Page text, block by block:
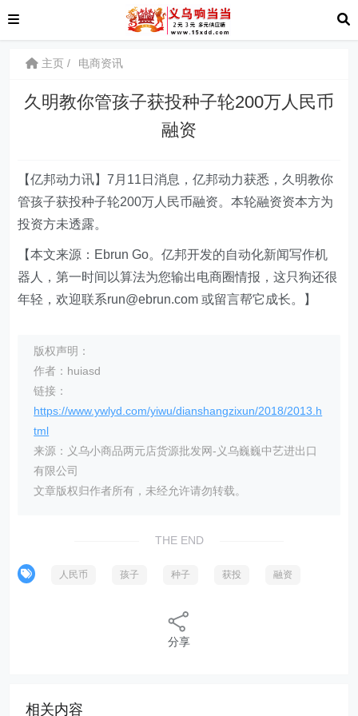
主页 电商资讯
久明教你管孩子获投种子轮200万人民币
融资
【亿邦动力讯】7月11日消息，亿邦动力获悉，久明教你
管孩子获投种子轮200万人民币融资。本轮融资资本方为
投资方未透露。
【本文来源：Ebrun Go。亿邦开发的自动化新闻写作机
器人，第一时间以算法为您输出电商圈情报，这只狗还很
年轻，欢迎联系run@ebrun.com 或留言帮它成长。】
版权声明：
作者：huiasd
链接：
https://www.ywlyd.com/yiwu/dianshangzixun/2018/2013.h
tml
来源：义乌小商品两元店货源批发网-义乌巍巍中艺进出口
有限公司
文章版权归作者所有，未经允许请勿转载。
THE END
人民币 孩子 种子 获投 融资
分享
相关内容